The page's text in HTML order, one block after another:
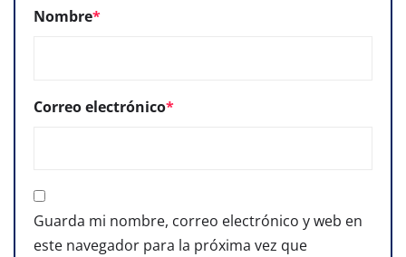
Nombre*
Correo electrónico*
Guarda mi nombre, correo electrónico y web en
este navegador para la próxima vez que